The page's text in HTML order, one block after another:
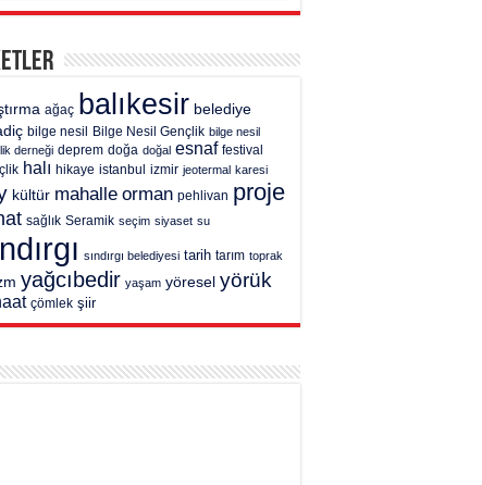
ağaç balıkesir belediye
bilge nesil Bilge Nesil Gençlik bilge nesil
derneği deprem doğa doğal esnaf festival
halı hikaye istanbul izmir jeotermal karesi
kültür mahalle orman pehlivan proje
sağlık Seramik seçim siyaset su
sındırgı belediyesi tarih tarım toprak
yağcıbedir yaşam yöresel yörük
çömlek şiir